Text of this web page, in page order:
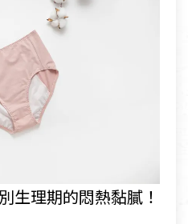
生理期的悶熱黏膩！